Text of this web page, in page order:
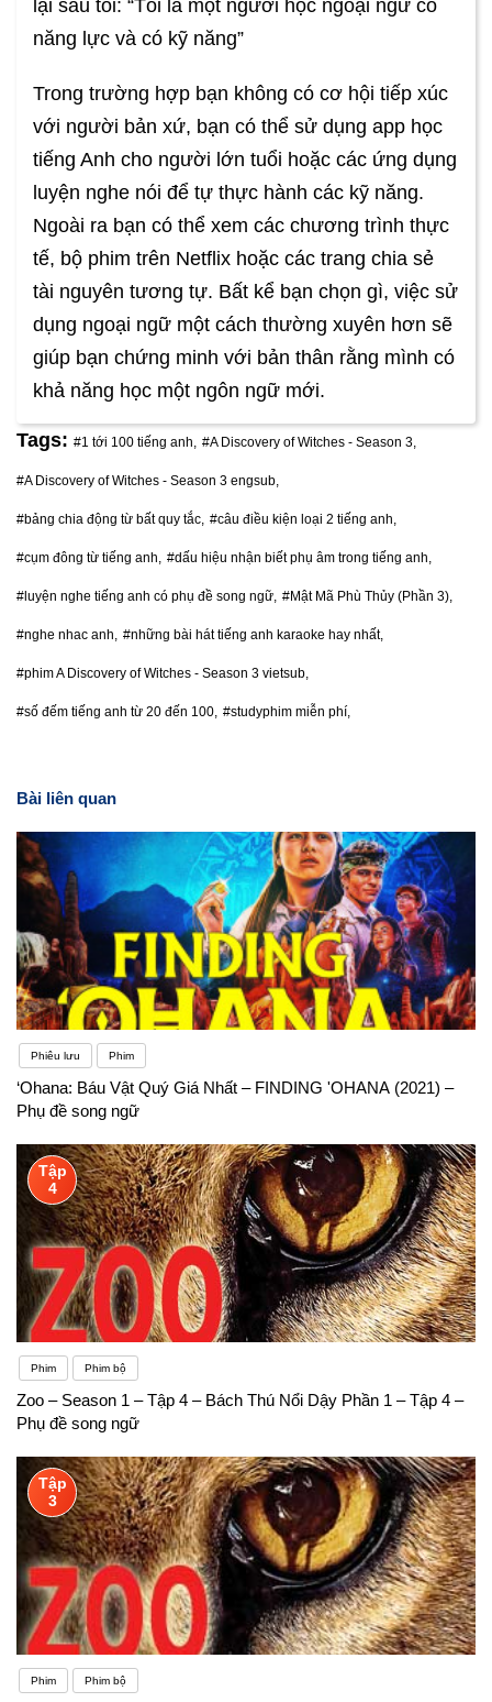
lại sau tôi: “Tôi là một người học ngoại ngữ có
năng lực và có kỹ năng”
Trong trường hợp bạn không có cơ hội tiếp xúc
với người bản xứ, bạn có thể sử dụng app học
tiếng Anh cho người lớn tuổi hoặc các ứng dụng
luyện nghe nói để tự thực hành các kỹ năng.
Ngoài ra bạn có thể xem các chương trình thực
tế, bộ phim trên Netflix hoặc các trang chia sẻ
tài nguyên tương tự. Bất kể bạn chọn gì, việc sử
dụng ngoại ngữ một cách thường xuyên hơn sẽ
giúp bạn chứng minh với bản thân rằng mình có
khả năng học một ngôn ngữ mới.
Tags: #1 tới 100 tiếng anh, #A Discovery of Witches - Season 3,
#A Discovery of Witches - Season 3 engsub,
#bảng chia động từ bất quy tắc, #câu điều kiện loại 2 tiếng anh,
#cụm đông từ tiếng anh, #dấu hiệu nhận biết phụ âm trong tiếng anh,
#luyện nghe tiếng anh có phụ đề song ngữ, #Mật Mã Phù Thủy (Phần 3),
#nghe nhac anh, #những bài hát tiếng anh karaoke hay nhất,
#phim A Discovery of Witches - Season 3 vietsub,
#số đếm tiếng anh từ 20 đến 100, #studyphim miễn phí,
Bài liên quan
Phiêu lưu Phim
‘Ohana: Báu Vật Quý Giá Nhất – FINDING 'OHANA (2021) –
Phụ đề song ngữ
Tập
4
Phim Phim bộ
Zoo – Season 1 – Tập 4 – Bách Thú Nổi Dậy Phần 1 – Tập 4 –
Phụ đề song ngữ
Tập
3
Phim Phim bộ